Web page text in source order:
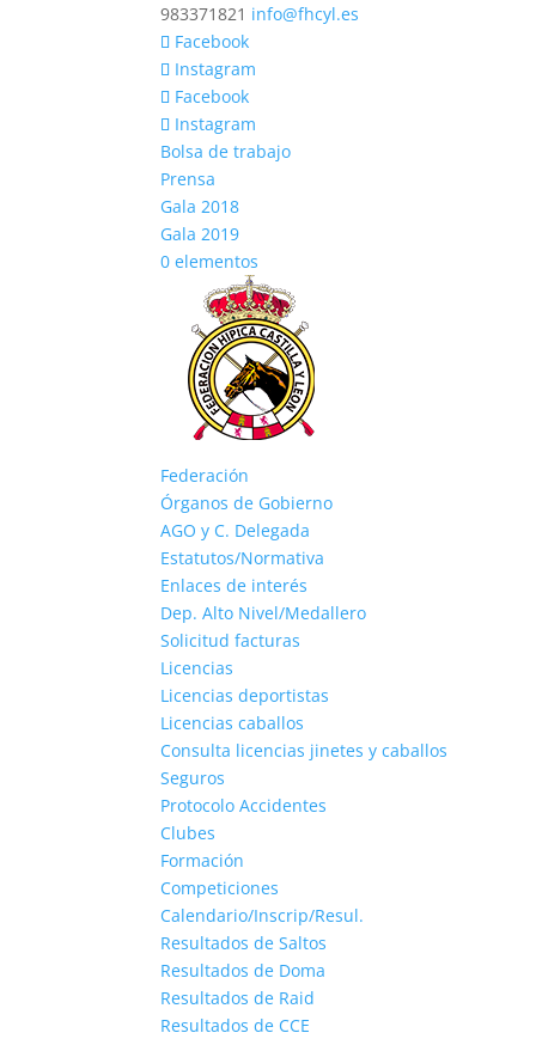
983371821 info@fhcyl.es
Facebook
Instagram
Facebook
Instagram
Bolsa de trabajo
Prensa
Gala 2018
Gala 2019
0 elementos
Federación
Órganos de Gobierno
AGO y C. Delegada
Estatutos/Normativa
Enlaces de interés
Dep. Alto Nivel/Medallero
Solicitud facturas
Licencias
Licencias deportistas
Licencias caballos
Consulta licencias jinetes y caballos
Seguros
Protocolo Accidentes
Clubes
Formación
Competiciones
Calendario/Inscrip/Resul.
Resultados de Saltos
Resultados de Doma
Resultados de Raid
Resultados de CCE